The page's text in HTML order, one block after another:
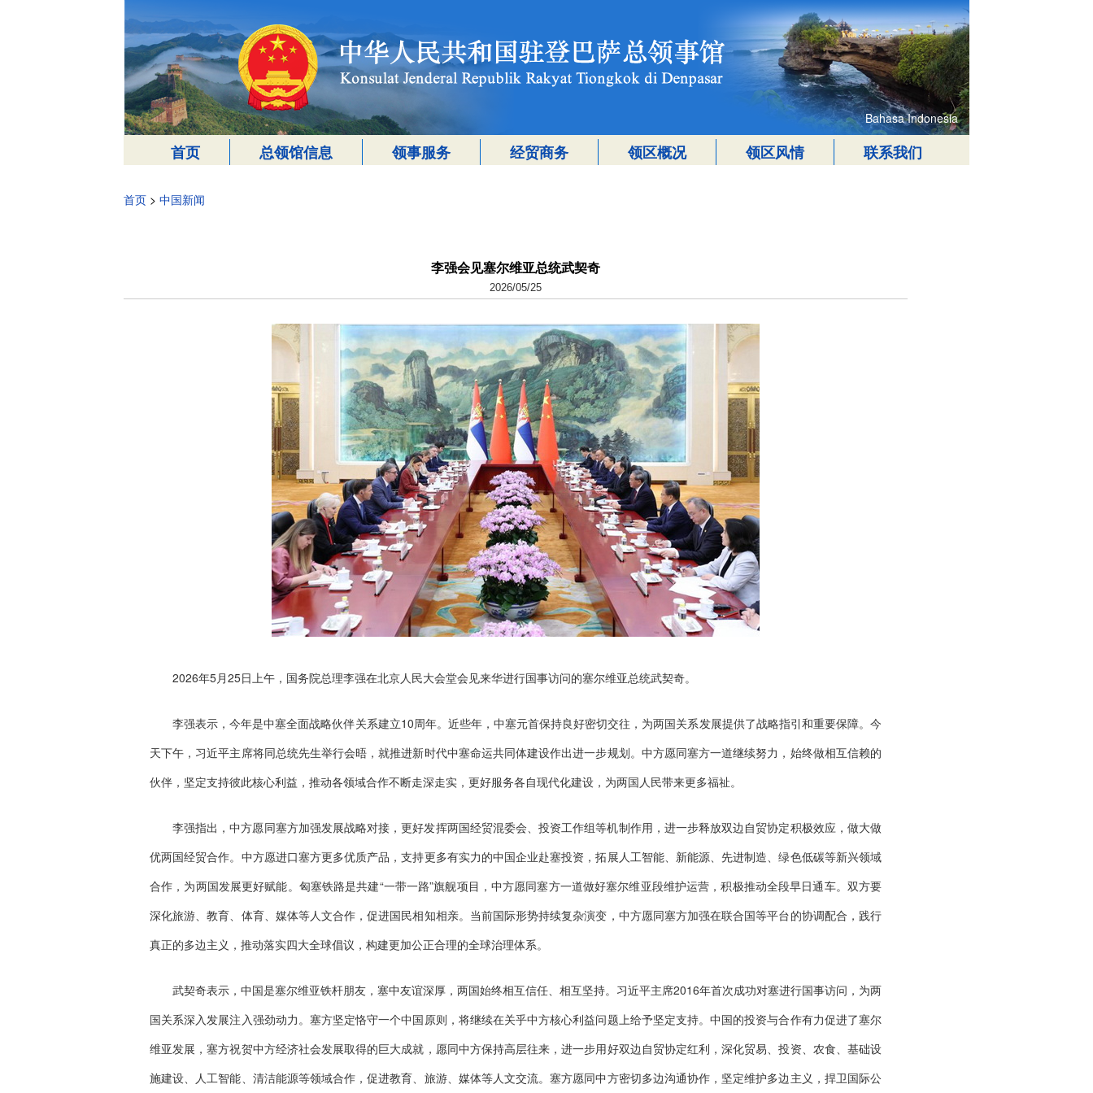
Bahasa Indonesia
首页 总领馆信息 领事服务 经贸商务 领区概况 领区风情 联系我们
首页 > 中国新闻
李强会见塞尔维亚总统武契奇
2026/05/25
2026年5月25日上午，国务院总理李强在北京人民大会堂会见来华进行国事访问的塞尔维亚总统武契奇。
李强表示，今年是中塞全面战略伙伴关系建立10周年。近些年，中塞元首保持良好密切交往，为两国关系发展提供了战略指引和重要保障。今
天下午，习近平主席将同总统先生举行会晤，就推进新时代中塞命运共同体建设作出进一步规划。中方愿同塞方一道继续努力，始终做相互信赖的
伙伴，坚定支持彼此核心利益，推动各领域合作不断走深走实，更好服务各自现代化建设，为两国人民带来更多福祉。
李强指出，中方愿同塞方加强发展战略对接，更好发挥两国经贸混委会、投资工作组等机制作用，进一步释放双边自贸协定积极效应，做大做
优两国经贸合作。中方愿进口塞方更多优质产品，支持更多有实力的中国企业赴塞投资，拓展人工智能、新能源、先进制造、绿色低碳等新兴领域
合作，为两国发展更好赋能。匈塞铁路是共建“一带一路”旗舰项目，中方愿同塞方一道做好塞尔维亚段维护运营，积极推动全段早日通车。双方要
深化旅游、教育、体育、媒体等人文合作，促进国民相知相亲。当前国际形势持续复杂演变，中方愿同塞方加强在联合国等平台的协调配合，践行
真正的多边主义，推动落实四大全球倡议，构建更加公正合理的全球治理体系。
武契奇表示，中国是塞尔维亚铁杆朋友，塞中友谊深厚，两国始终相互信任、相互坚持。习近平主席2016年首次成功对塞进行国事访问，为两
国关系深入发展注入强劲动力。塞方坚定恪守一个中国原则，将继续在关乎中方核心利益问题上给予坚定支持。中国的投资与合作有力促进了塞尔
维亚发展，塞方祝贺中方经济社会发展取得的巨大成就，愿同中方保持高层往来，进一步用好双边自贸协定红利，深化贸易、投资、农食、基础设
施建设、人工智能、清洁能源等领域合作，促进教育、旅游、媒体等人文交流。塞方愿同中方密切多边沟通协作，坚定维护多边主义，捍卫国际公